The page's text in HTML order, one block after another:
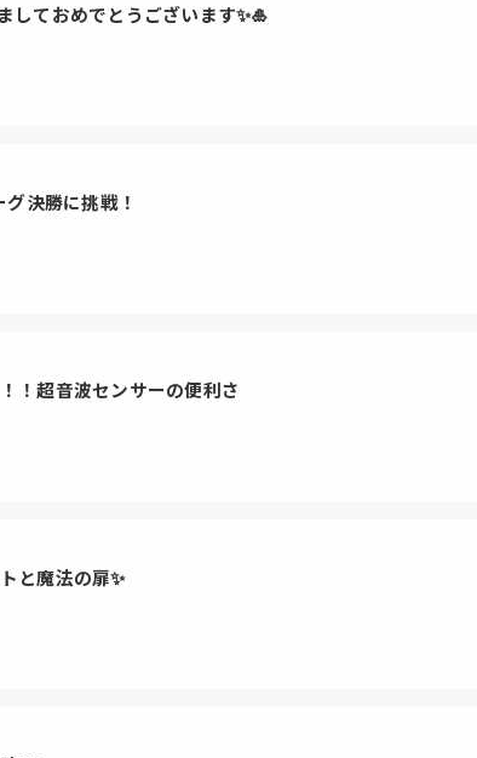
しておめでとうございます✨🎍
決勝に挑戦！
！超音波センサーの便利さ
と魔法の扉✨